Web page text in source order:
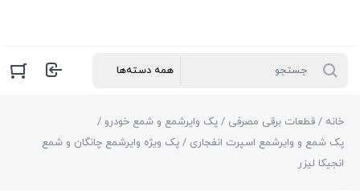
خانه / قطعات برقی مصرفی / پک وایرشمع و شمع خودرو /
پک شمع و وایرشمع اسپرت انفجاری / پک ویژه وایرشمع چانگان و شمع
انجیکا لیزر